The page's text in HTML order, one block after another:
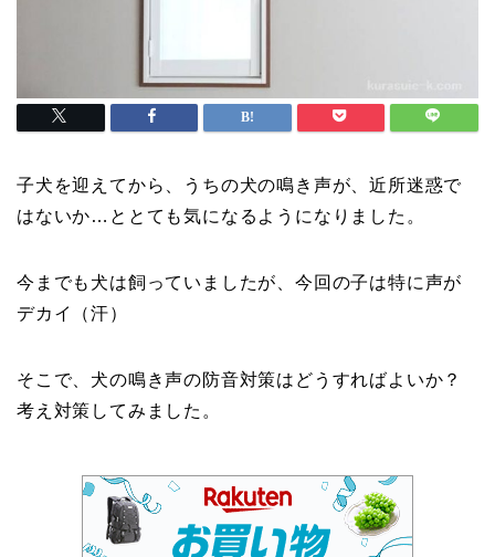
子犬を迎えてから、うちの犬の鳴き声が、近所迷惑で
はないか…ととても気になるようになりました。
今までも犬は飼っていましたが、今回の子は特に声が
デカイ（汗）
そこで、犬の鳴き声の防音対策はどうすればよいか？
考え対策してみました。